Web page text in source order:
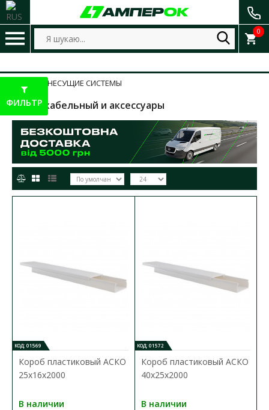
0
КАБЕЛЕНЕСУЩИЕ СИСТЕМЫ
Короб кабельный и аксессуары
КОД: 01569
Короб пластиковый АСКО
25x16x2000
В наличии
КОД: 01572
Короб пластиковый АСКО
40x25x2000
В наличии
ФИЛЬТР